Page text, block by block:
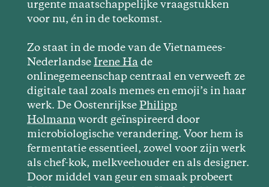
urgente maatschappelijke vraagstukken
voor nu, én in de toekomst.
Zo staat in de mode van de Vietnamees-
Nederlandse Irene Ha de
onlinegemeenschap centraal en verweeft ze
digitale taal zoals memes en emoji’s in haar
werk. De Oostenrijkse Philipp
Holmann wordt geïnspireerd door
microbiologische verandering. Voor hem is
fermentatie essentieel, zowel voor zijn werk
als chef-kok, melkveehouder en als designer.
Door middel van geur en smaak probeert